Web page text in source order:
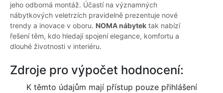
jeho odborná montáž. Účastí na významných
nábytkových veletrzích pravidelně prezentuje nové
trendy a inovace v oboru. NOMA nábytek tak nabízí
řešení těm, kdo hledají spojení elegance, komfortu a
dlouhé životnosti v interiéru.
Zdroje pro výpočet hodnocení:
K těmto údajům mají přístup pouze přihlášení